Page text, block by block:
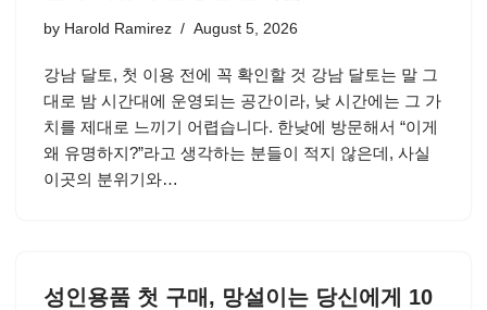
by Harold Ramirez August 5, 2026
강남 달토, 첫 이용 전에 꼭 확인할 것 강남 달토는 말 그
대로 밤 시간대에 운영되는 공간이라, 낮 시간에는 그 가
치를 제대로 느끼기 어렵습니다. 한낮에 방문해서 “이게
왜 유명하지?”라고 생각하는 분들이 적지 않은데, 사실
이곳의 분위기와…
성인용품 첫 구매, 망설이는 당신에게 10